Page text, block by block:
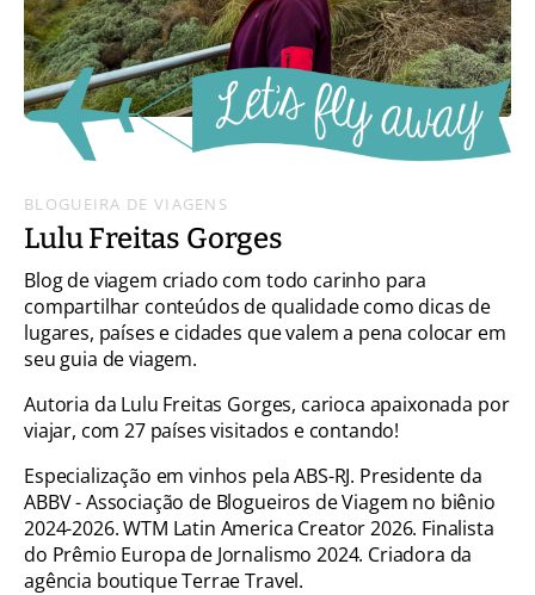
BLOGUEIRA DE VIAGENS
Lulu Freitas Gorges
Blog de viagem criado com todo carinho para
compartilhar conteúdos de qualidade como dicas de
lugares, países e cidades que valem a pena colocar em
seu guia de viagem.
Autoria da Lulu Freitas Gorges, carioca apaixonada por
viajar, com 27 países visitados e contando!
Especialização em vinhos pela ABS-RJ. Presidente da
ABBV - Associação de Blogueiros de Viagem no biênio
2024-2026. WTM Latin America Creator 2026. Finalista
do Prêmio Europa de Jornalismo 2024. Criadora da
agência boutique Terrae Travel.